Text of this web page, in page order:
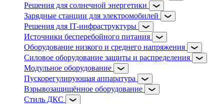
Решения для солнечной энергетики
Зарядные станции для электромобилей
Решения для IT-инфраструктуры
Источники бесперебойного питания
Оборудование низкого и среднего напряжения
Силовое оборудование защиты и распределения
Модульное оборудование
Пускорегулирующая аппаратура
Взрывозащищённое оборудование
Стиль ДКС